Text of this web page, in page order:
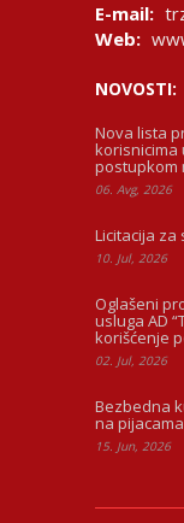
E-mail:
Web:
NOVOSTI:
Nova lista
korisnicima
postupkom
06. Avg, 2026
Licitacija
10. Jul, 2026
Oglašeni
usluga AD
korišćenje
02. Jul, 2026
Bezbedna
na
15. Jun, 2026